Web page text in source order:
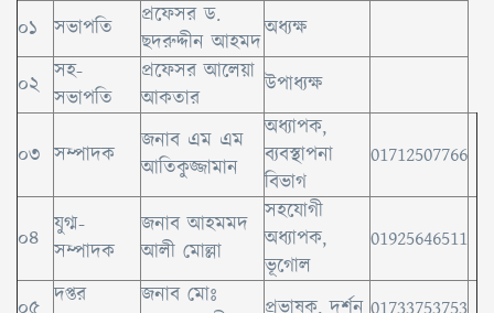
০১ সভাপতি
প্রফেসর ড.
ছদরুদ্দীন আহমদ
অধ্যক্ষ
০২ সহ-
সভাপতি
প্রফেসর আলেয়া
আকতার
উপাধ্যক্ষ
০৩ সম্পাদক
জনাব এম এম
আতিকুজ্জামান
অধ্যাপক,
ব্যবস্থাপনা
বিভাগ
01712507766
০৪
যুগ্ম-
সম্পাদক
জনাব আহমমদ
আলী মোল্লা
সহযোগী
অধ্যাপক,
ভূগোল
01925646511
দপ্তর
জনাব মোঃ